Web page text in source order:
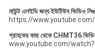
মাউন্ট এলইডি জন্য ইউটিউব ভিডিও
https://
গ্রাহকের কাছ থেকে CHMT36
www.youtube.com/